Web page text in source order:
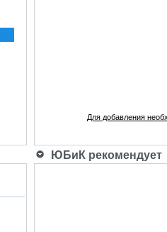
Для добавления
ЮБиК рекомендует